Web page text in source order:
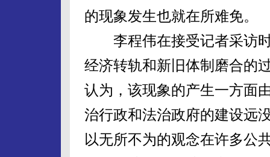
的现象发生也就在所难免。
李程伟在接受记者采访时
经济转轨和新旧体制磨合的
认为，该现象的产生一方面
治行政和法治政府的建设远
以无所不为的观念在许多公